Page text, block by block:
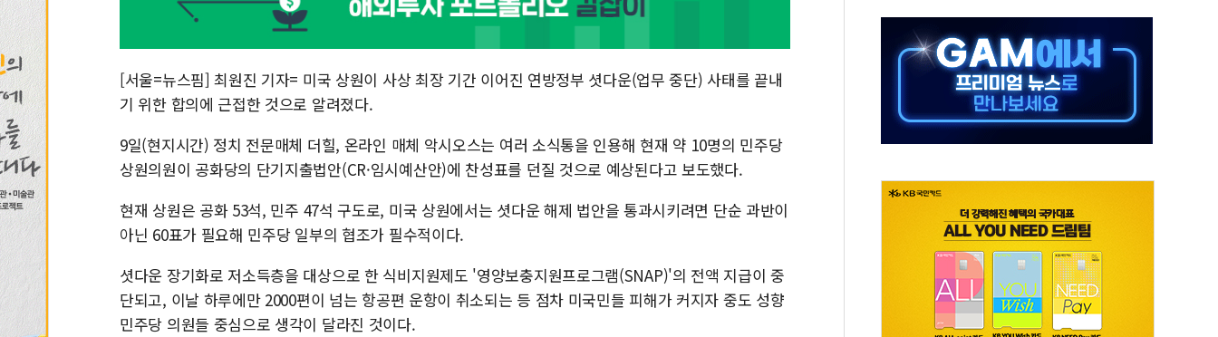
李대통령, ISA 개편 재검토 지시…與 "적극 환영"·野 "졸속 국정"
[서울=뉴스핌] 최원진 기자= 미국 상원이 사상 최장 기간 이어진 연방정부 셧다운(업무 중단) 사태를 끝내
기 위한 합의에 근접한 것으로 알려졌다.
9일(현지시간) 정치 전문매체 더힐, 온라인 매체 악시오스는 여러 소식통을 인용해 현재 약 10명의 민주당
상원의원이 공화당의 단기지출법안(CR·임시예산안)에 찬성표를 던질 것으로 예상된다고 보도했다.
현재 상원은 공화 53석, 민주 47석 구도로, 미국 상원에서는 셧다운 해제 법안을 통과시키려면 단순 과반이
아닌 60표가 필요해 민주당 일부의 협조가 필수적이다.
셧다운 장기화로 저소득층을 대상으로 한 식비지원제도 '영양보충지원프로그램(SNAP)'의 전액 지급이 중
단되고, 이날 하루에만 2000편이 넘는 항공편 운항이 취소되는 등 점차 미국민들 피해가 커지자 중도 성향
민주당 의원들 중심으로 생각이 달라진 것이다.